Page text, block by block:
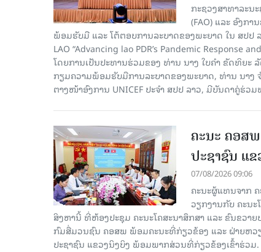
ກະຊວງສາທາລະນ
(FAO) ແລະ ອົງກ
ພ້ອມຮັບມື ແລະ ໂຕ້ຕອບການລະບາດຂອງພະຍາດ ໃນ ສປປ
LAO “Advancing lao PDR’s Pandemic
ໂດຍການເປັນປະທານຮ່ວມຂອງ ທ່ານ ນາງ ໃບຄໍາ ຂັດທິຍ
ກຽມຄວາມພ້ອມຮັບມືການລະບາດຂອງພະຍາດ, ທ່ານ ນາງ
ຕາງໜ້າອົງການ UNICEF ປະຈໍາ ສປປ ລາວ, ມີບັນດາຄູ່ຮ່
ຄະນະ ຄອສ
ປະຊາຊົນ ແ
07/08/2026 09:06
ຄະນະຜູ້ແທນຈາກ
ວຽກງານກັບ ຄະນ
ສິງຫານີ້ ທີ່ຫ້ອງປະຊຸມ ຄະນະໂຄສະນາສຶກສາ ແລະ ຂົນຂວ
ກົມສື່ມວນຊົນ ຄອສພ ພ້ອມຄະນະທີ່ກ່ຽວຂ້ອງ ແລະ ຝ່າຍຫ
ປະຊາຊົນ ແຂວງນິງບິງ ພ້ອມພາກສ່ວນທີ່ກ່ຽວຂ້ອງເຂົ້າຮ່ວມ.